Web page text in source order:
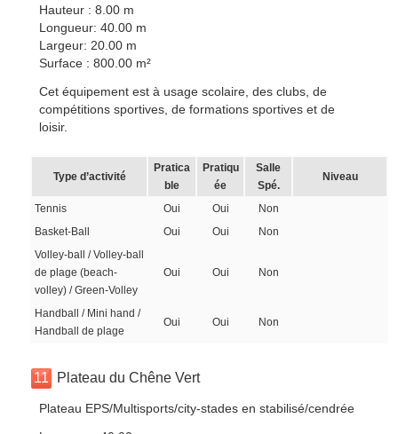
Hauteur : 8.00 m
Longueur: 40.00 m
Largeur: 20.00 m
Surface : 800.00 m²
Cet équipement est à usage scolaire, des clubs, de
compétitions sportives, de formations sportives et de
loisir.
Type d’activité
Pratica
ble
Pratiqu
ée
Salle
Spé.
Niveau
Tennis Oui Oui
Non
Basket-Ball
Oui Oui
Non
Volley-ball / Volley-ball
de plage (beach-
volley) / Green-Volley
Oui Oui Non
Handball / Mini hand /
Handball de plage
Oui Oui Non
11 Plateau du Chêne Vert
Plateau EPS/Multisports/city-stades en stabilisé/cendrée